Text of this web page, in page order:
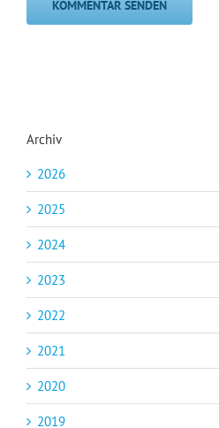
Archiv
2026
2025
2024
2023
2022
2021
2020
2019